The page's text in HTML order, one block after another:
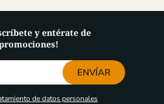
y entérate de
ENVÍAR
de datos personales